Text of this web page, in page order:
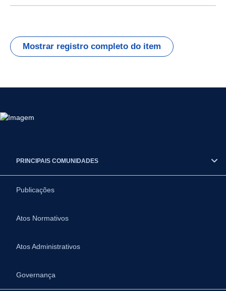
Mostrar registro completo do item
PRINCIPAIS COMUNIDADES
Publicações
Atos Normativos
Atos Administrativos
Governança